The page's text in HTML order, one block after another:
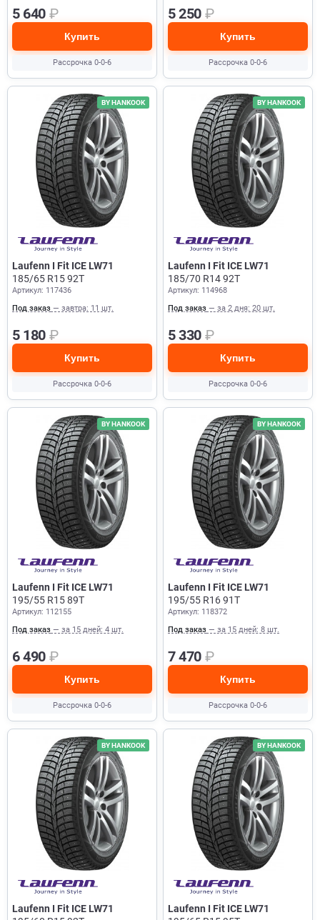
5 640 ₽
Купить
Рассрочка 0-0-6
5 250 ₽
Купить
Рассрочка 0-0-6
BY HANKOOK
Laufenn I Fit ICE LW71
185/65 R15 92T
Артикул: 117436
Под заказ — завтра: 11 шт.
5 180 ₽
Купить
Рассрочка 0-0-6
BY HANKOOK
Laufenn I Fit ICE LW71
185/70 R14 92T
Артикул: 114968
Под заказ — за 2 дня: 20 шт.
5 330 ₽
Купить
Рассрочка 0-0-6
BY HANKOOK
Laufenn I Fit ICE LW71
195/55 R15 89T
Артикул: 112155
Под заказ — за 15 дней: 4 шт.
6 490 ₽
Купить
Рассрочка 0-0-6
BY HANKOOK
Laufenn I Fit ICE LW71
195/55 R16 91T
Артикул: 118372
Под заказ — за 15 дней: 8 шт.
7 470 ₽
Купить
Рассрочка 0-0-6
BY HANKOOK
Laufenn I Fit ICE LW71
BY HANKOOK
Laufenn I Fit ICE LW71